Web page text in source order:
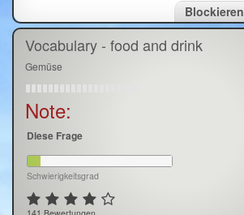
Blockieren
Vocabulary - food and drink
Gemüse
Note:
Diese Frage
Schwierigkeitsgrad